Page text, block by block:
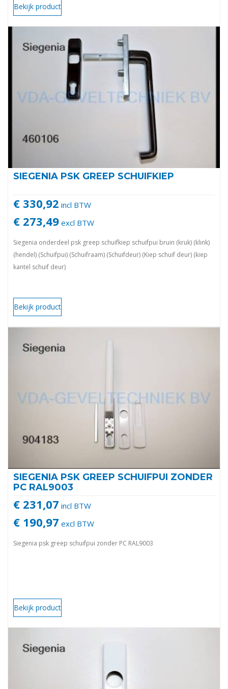
Bekijk product
SIEGENIA PSK GREEP SCHUIFKIEP
€ 330,92 incl BTW
€ 273,49 excl BTW
Siegenia onderdeel psk greep schuifkiep schuifpui bruin (kruk) (klink)
(hendel) (Schuifpui) (Schuifraam) (Schuifdeur) (Kiep schuif deur) (kiep
kantel schuif deur)
Bekijk product
SIEGENIA PSK GREEP SCHUIFPUI ZONDER
PC RAL9003
€ 231,07 incl BTW
€ 190,97 excl BTW
Siegenia psk greep schuifpui zonder PC RAL9003
Bekijk product